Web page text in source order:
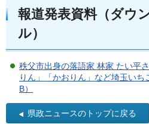
報道発表資料（ダウ
ル）
秩父市出身の落語家 林家 たい平
りん」「かおりん」など埼玉い
B）
県政ニュースのトップに戻る